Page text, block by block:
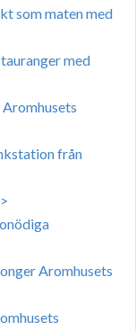
som maten med
med
från
Aromhusets